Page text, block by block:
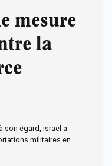
mesure
la
son égard, Israël a
militaires en